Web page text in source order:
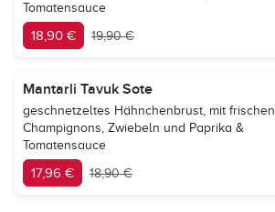
Tomatensauce
18,90 € 19,90 €
Mantarli Tavuk Sote
geschnetzeltes Hähnchenbrust, mit frischen
Champignons, Zwiebeln und Paprika &
Tomatensauce
17,96 € 18,90 €